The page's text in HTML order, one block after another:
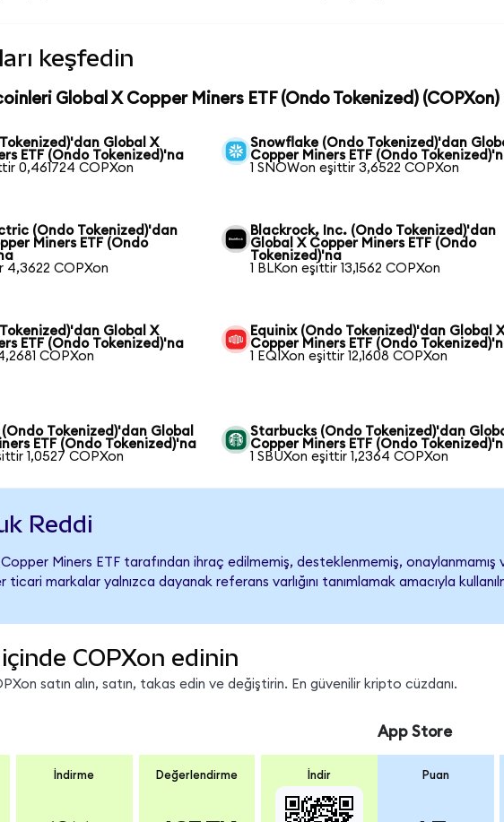
keşfedin
Global X Copper Miners ETF (Ondo Tokenized)
Tokenized)'dan Global X
ETF (Ondo Tokenized)'na
0,461724 COPXon
Snowflake (Ondo Tokenized)'dan
Copper Miners ETF (Ondo
1 SNOWon eşittir 3,6522 COPXon
(Ondo Tokenized)'dan
Miners ETF (Ondo
4,3622 COPXon
Blackrock, Inc. (Ondo Tokenized)'dan
Global X Copper Miners ETF (Ondo
Tokenized)'na
1 BLKon eşittir 13,1562 COPXon
Global X
ETF (Ondo Tokenized)'na
COPXon
Equinix (Ondo Tokenized)'dan Global
Copper Miners ETF (Ondo
1 EQIXon eşittir 12,1608 COPXon
Tokenized)'dan Global
ETF (Ondo Tokenized)'na
1,0527 COPXon
Starbucks (Ondo Tokenized)'dan
Copper Miners ETF (Ondo
1 SBUXon eşittir 1,2364 COPXon
Reddi
Miners ETF tarafından ihraç edilmemiş, desteklenmemiş,
ticari markalar yalnızca dayanak referans varlığını tanımlamak amacıyla
COPXon edinin
satın alın, satın, takas edin ve değiştirin. En güvenilir kripto cüzdanı.
İndirme Değerlendirme İndir
App Store
Puan